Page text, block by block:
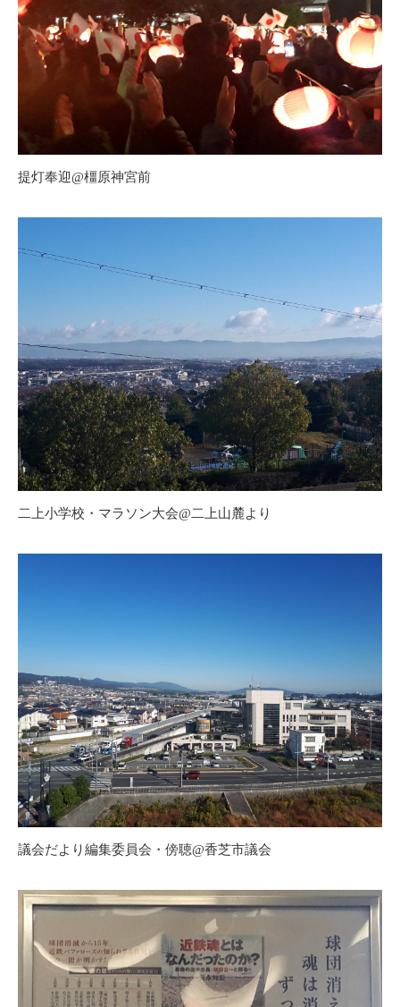
提灯奉迎@橿原神宮前
二上小学校・マラソン大会@二上山麓より
議会だより編集委員会・傍聴@香芝市議会